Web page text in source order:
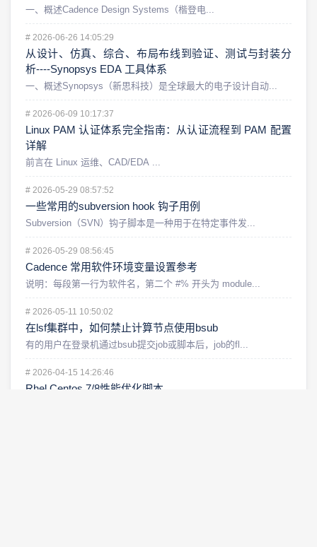
一、概述Cadence Design Systems（楷登电...
# 2026-06-26 14:05:29
从设计、仿真、综合、布局布线到验证、测试与封装分
析----Synopsys EDA 工具体系
一、概述Synopsys（新思科技）是全球最大的电子设计自动...
# 2026-06-09 10:17:37
Linux PAM 认证体系完全指南：从认证流程到 PAM 配置
详解
前言在 Linux 运维、CAD/EDA ...
# 2026-05-29 08:57:52
一些常用的subversion hook 钩子用例
Subversion（SVN）钩子脚本是一种用于在特定事件发...
# 2026-05-29 08:56:45
Cadence 常用软件环境变量设置参考
说明：每段第一行为软件名，第二个 #% 开头为 module...
# 2026-05-11 10:50:02
在lsf集群中，如何禁止计算节点使用bsub
有的用户在登录机通过bsub提交job或脚本后，job的fl...
# 2026-04-15 14:26:46
Rhel Centos 7/8性能优化脚本